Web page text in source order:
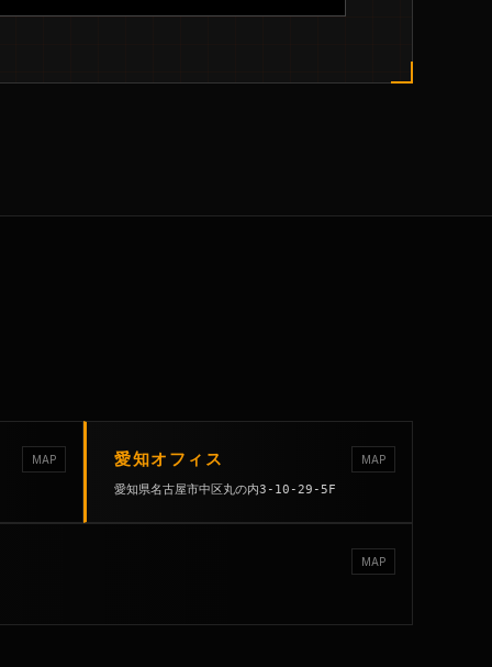
MAP 愛知オフィス MAP
愛知県名古屋市中区丸の内3-10-29-5F
MAP